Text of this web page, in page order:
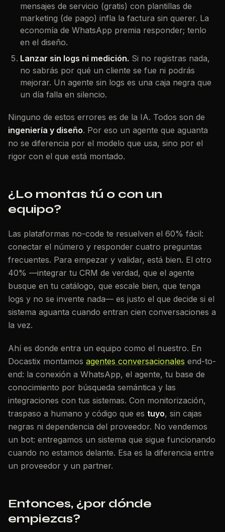
mensajes de servicio (gratis) con plantillas de
marketing (de pago) infla la factura sin querer. La
economía de WhatsApp premia responder; tenlo
en el diseño.
Lanzar sin logs ni medición. Si no registras nada,
no sabrás por qué un cliente se fue ni podrás
mejorar. Un agente sin logs es una caja negra que
un día falla en silencio.
Ninguno de estos errores es de la IA. Todos son de
ingeniería y diseño. Por eso un agente que aguanta
no se diferencia por el modelo que usa, sino por el
rigor con el que está montado.
¿Lo montas tú o con un
equipo?
Las plataformas no-code te resuelven el 60% fácil:
conectar el número y responder cuatro preguntas
frecuentes. Para empezar y validar, está bien. El otro
40% —integrar tu CRM de verdad, que el agente
busque en tu catálogo, que escale bien, que tenga
logs y no se invente nada— es justo el que decide si el
sistema aguanta cuando entran cien conversaciones a
la vez.
Ahí es donde entra un equipo como el nuestro. En
Docastix montamos agentes conversacionales end-to-
end: la conexión a WhatsApp, el agente, tu base de
conocimiento por búsqueda semántica y las
integraciones con tus sistemas. Con monitorización,
traspaso a humano y código que es tuyo, sin cajas
negras ni dependencia del proveedor. No vendemos
un bot: entregamos un sistema que sigue funcionando
cuando no estamos delante. Esa es la diferencia entre
un proveedor y un partner.
Entonces, ¿por dónde
empiezas?